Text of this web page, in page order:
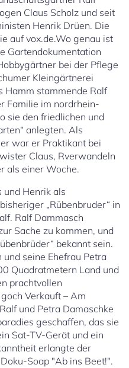
Claus Scholz und seit
Henrik Drüen. Die
auf vox.de.Wo genau ist
Gartendokumentation
bei der Pflege
Kleingärtnerei
Hamm stammende Ralf
Familie im nordrhein-
sie den friedlichen und
anlegten. Als
war er Praktikant bei
Claus, Rverwandeln
als einer Woche.
und Henrik als
„Rübenbruder“ in
Ralf Dammasch
Sache zu kommen, und
bekannt sein.
seine Ehefrau Petra
Quadratmetern Land und
prachtvollen
Verkauft – Am
und Petra Damaschke
geschaffen, das sie
Sat-TV-Gerät und ein
erlangte der
Soap "Ab ins Beet!".